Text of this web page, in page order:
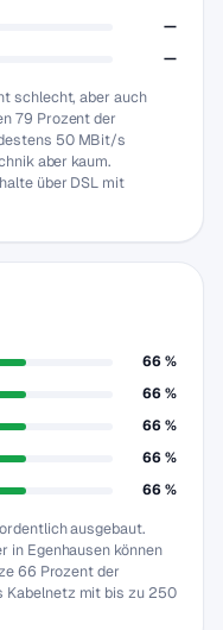
—
—
schlecht, aber auch
79 Prozent der
50 MBit/s
aber kaum.
über DSL mit
66 %
66 %
66 %
66 %
66 %
ausgebaut.
in Egenhausen können
66 Prozent der
Kabelnetz mit bis zu 250